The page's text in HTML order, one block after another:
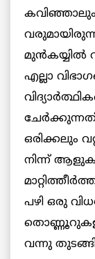
മുന്‍കയ്യില്‍
എല്ലാ
ഒരിക്കലും
നിന്ന്
പഴി ഒരു
വന്നു